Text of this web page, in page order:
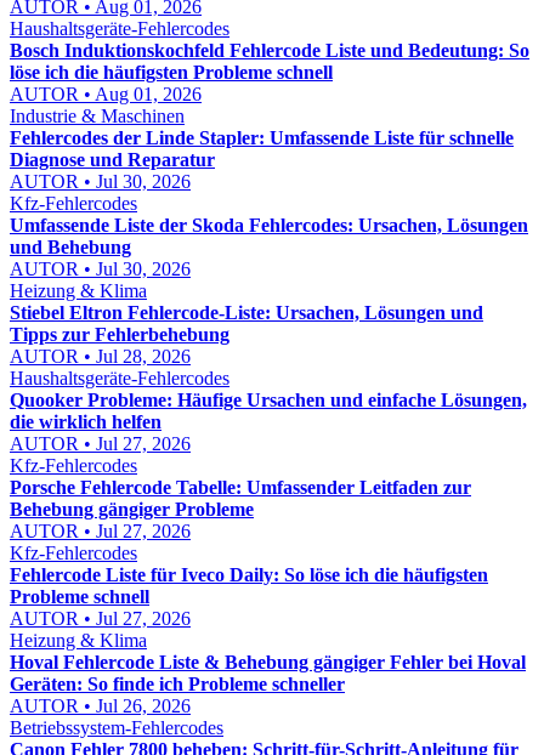
AUTOR • Aug 01, 2026
Haushaltsgeräte-Fehlercodes
Bosch Induktionskochfeld Fehlercode Liste und Bedeutung: So
löse ich die häufigsten Probleme schnell
AUTOR • Aug 01, 2026
Industrie & Maschinen
Fehlercodes der Linde Stapler: Umfassende Liste für schnelle
Diagnose und Reparatur
AUTOR • Jul 30, 2026
Kfz-Fehlercodes
Umfassende Liste der Skoda Fehlercodes: Ursachen, Lösungen
und Behebung
AUTOR • Jul 30, 2026
Heizung & Klima
Stiebel Eltron Fehlercode-Liste: Ursachen, Lösungen und
Tipps zur Fehlerbehebung
AUTOR • Jul 28, 2026
Haushaltsgeräte-Fehlercodes
Quooker Probleme: Häufige Ursachen und einfache Lösungen,
die wirklich helfen
AUTOR • Jul 27, 2026
Kfz-Fehlercodes
Porsche Fehlercode Tabelle: Umfassender Leitfaden zur
Behebung gängiger Probleme
AUTOR • Jul 27, 2026
Kfz-Fehlercodes
Fehlercode Liste für Iveco Daily: So löse ich die häufigsten
Probleme schnell
AUTOR • Jul 27, 2026
Heizung & Klima
Hoval Fehlercode Liste & Behebung gängiger Fehler bei Hoval
Geräten: So finde ich Probleme schneller
AUTOR • Jul 26, 2026
Betriebssystem-Fehlercodes
Canon Fehler 7800 beheben: Schritt-für-Schritt-Anleitung für